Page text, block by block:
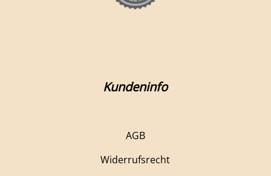
Kundeninfo
AGB
Widerrufsrecht